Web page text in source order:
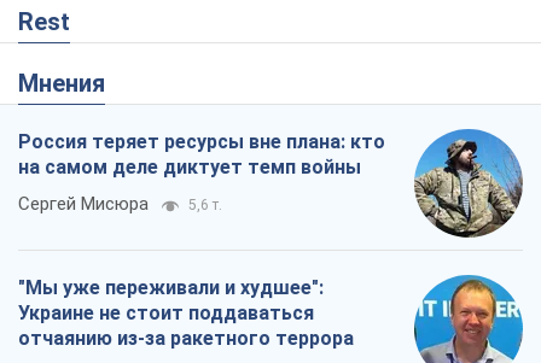
Rest
Мнения
Россия теряет ресурсы вне плана: кто
на самом деле диктует темп войны
Сергей Мисюра 5,6 т.
"Мы уже переживали и худшее":
Украине не стоит поддаваться
отчаянию из-за ракетного террора